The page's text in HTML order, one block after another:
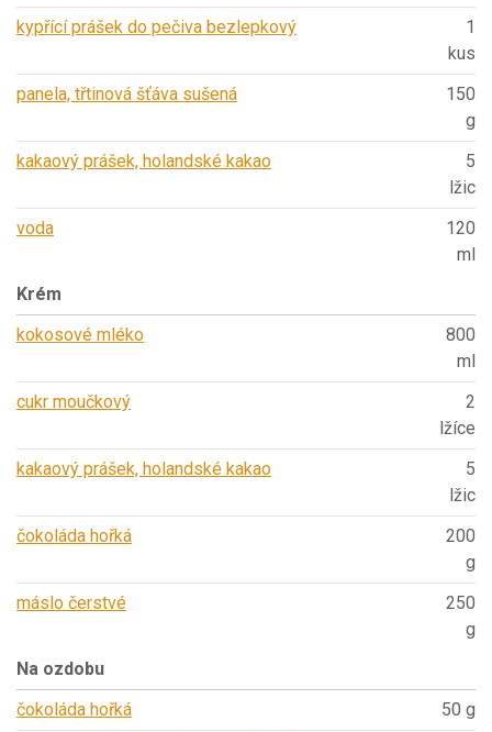
kypřící prášek do pečiva bezlepkový
1
kus
panela, třtinová šťáva sušená
150
g
kakaový prášek, holandské kakao
5
lžic
voda
120
ml
Krém
kokosové mléko
800
ml
cukr moučkový
2
lžíce
kakaový prášek, holandské kakao
5
lžic
čokoláda hořká
200
g
máslo čerstvé
250
g
Na ozdobu
čokoláda hořká
50 g